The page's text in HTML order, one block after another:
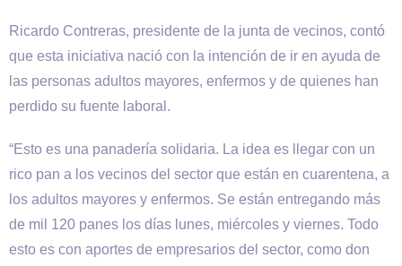
Ricardo Contreras, presidente de la junta de vecinos, contó
que esta iniciativa nació con la intención de ir en ayuda de
las personas adultos mayores, enfermos y de quienes han
perdido su fuente laboral.
“Esto es una panadería solidaria. La idea es llegar con un
rico pan a los vecinos del sector que están en cuarentena, a
los adultos mayores y enfermos. Se están entregando más
de mil 120 panes los días lunes, miércoles y viernes. Todo
esto es con aportes de empresarios del sector, como don